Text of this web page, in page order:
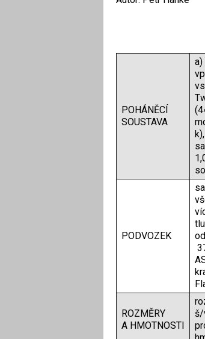
POHÁNĚCÍ
SOUSTAVA
PODVOZEK
ROZMĚRY
A HMOTNOSTI
š/